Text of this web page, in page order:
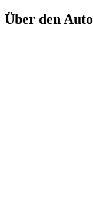
Facebook
X
LinkedIn
Pinterest
E-
Mail
Über den